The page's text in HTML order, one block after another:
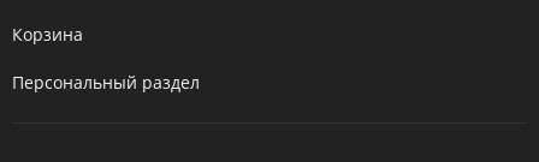
Корзина
Персональный раздел